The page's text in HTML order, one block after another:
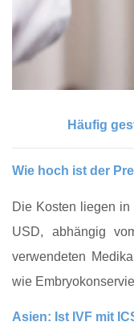
Häufig
Wie hoch ist der
Die Kosten liegen
USD, abhängig
verwendeten
wie
Asien: Ist IVF mit